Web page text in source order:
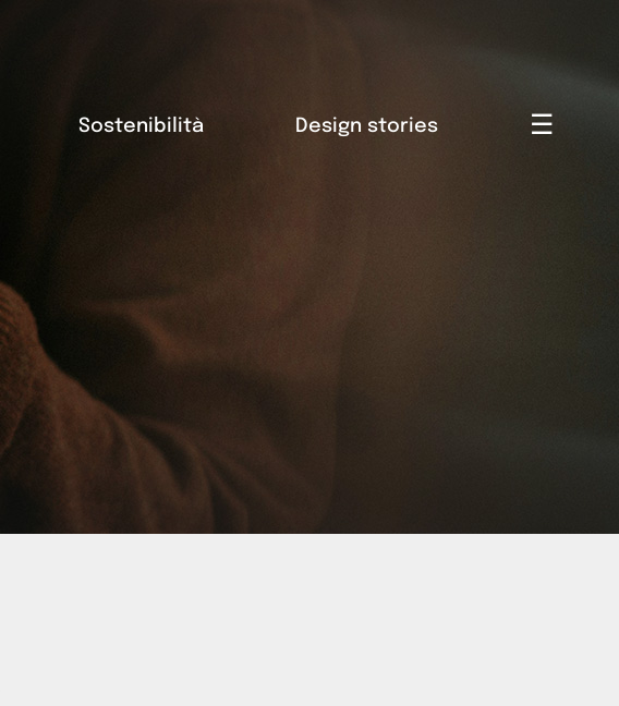
Sostenibilità Design stories ☰